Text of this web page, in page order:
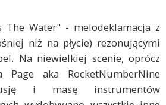
The Water" - melodeklamacja z
niż na płycie) rezonującymi
Na niewielkiej scenie, oprócz
aka RocketNumberNine
i masę instrumentów